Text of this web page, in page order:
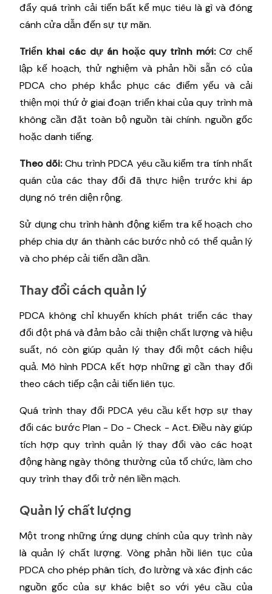
đẩy quá trình cải tiến bất kể mục tiêu là gì và đóng
cánh cửa dẫn đến sự tự mãn.
Triển khai các dự án hoặc quy trình mới:Cơ chế
lập kế hoạch, thử nghiệm và phản hồi sẵn có của
PDCA cho phép khắc phục các điểm yếu và cải
thiện mọi thứ ở giai đoạn triển khai của quy trình mà
không cần đặt toàn bộ nguồn tài chính. nguồn gốc
hoặc danh tiếng.
Theo dõi:Chu trình PDCA yêu cầu kiểm tra tính nhất
quán của các thay đổi đã thực hiện trước khi áp
dụng nó trên diện rộng.
Sử dụng chu trình hành động kiểm tra kế hoạch cho
phép chia dự án thành các bước nhỏ có thể quản lý
và cho phép cải tiến dần dần.
Thay đổi cách quản lý
PDCA không chỉ khuyến khích phát triển các thay
đổi đột phá và đảm bảo cải thiện chất lượng và hiệu
suất, nó còn giúp quản lý thay đổi một cách hiệu
quả. Mô hình PDCA kết hợp những gì cần thay đổi
theo cách tiếp cận cải tiến liên tục.
Quá trình thay đổi PDCA yêu cầu kết hợp sự thay
đổi các bước Plan - Do - Check - Act. Điều này giúp
tích hợp quy trình quản lý thay đổi vào các hoạt
động hàng ngày thông thường của tổ chức, làm cho
quy trình thay đổi trở nên liền mạch.
Quản lý chất lượng
Một trong những ứng dụng chính của quy trình này
là quản lý chất lượng. Vòng phản hồi liên tục của
PDCA cho phép phân tích, đo lường và xác định các
nguồn gốc của sự khác biệt so với yêu cầu của